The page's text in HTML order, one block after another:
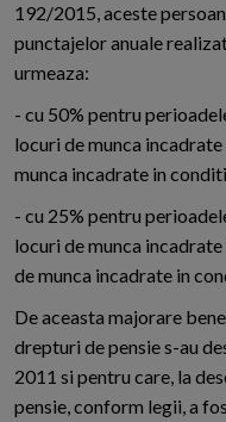
192/2015, aceste
punctajelor anuale
urmeaza:
- cu 50% pentru
locuri de munca
munca incadrate in
- cu 25% pentru
locuri de munca
de munca incadrate in
De aceasta majorare
drepturi de pensie s-au
2011 si pentru care, la
pensie, conform legii, a